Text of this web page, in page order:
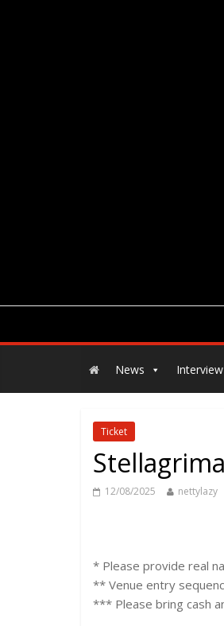
News Interview
Ticket
12/08/2025 nettylazy
* Please provide real
** Venue entry
*** Please bring cash